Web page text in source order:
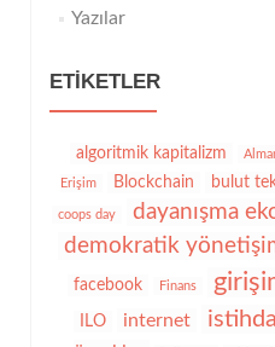
Yazılar
ETIKETLER
algoritmik kapitalizm
Erişim Blockchain bulut
coops day
dayanışma
demokratik
facebook Finans
ILO internet